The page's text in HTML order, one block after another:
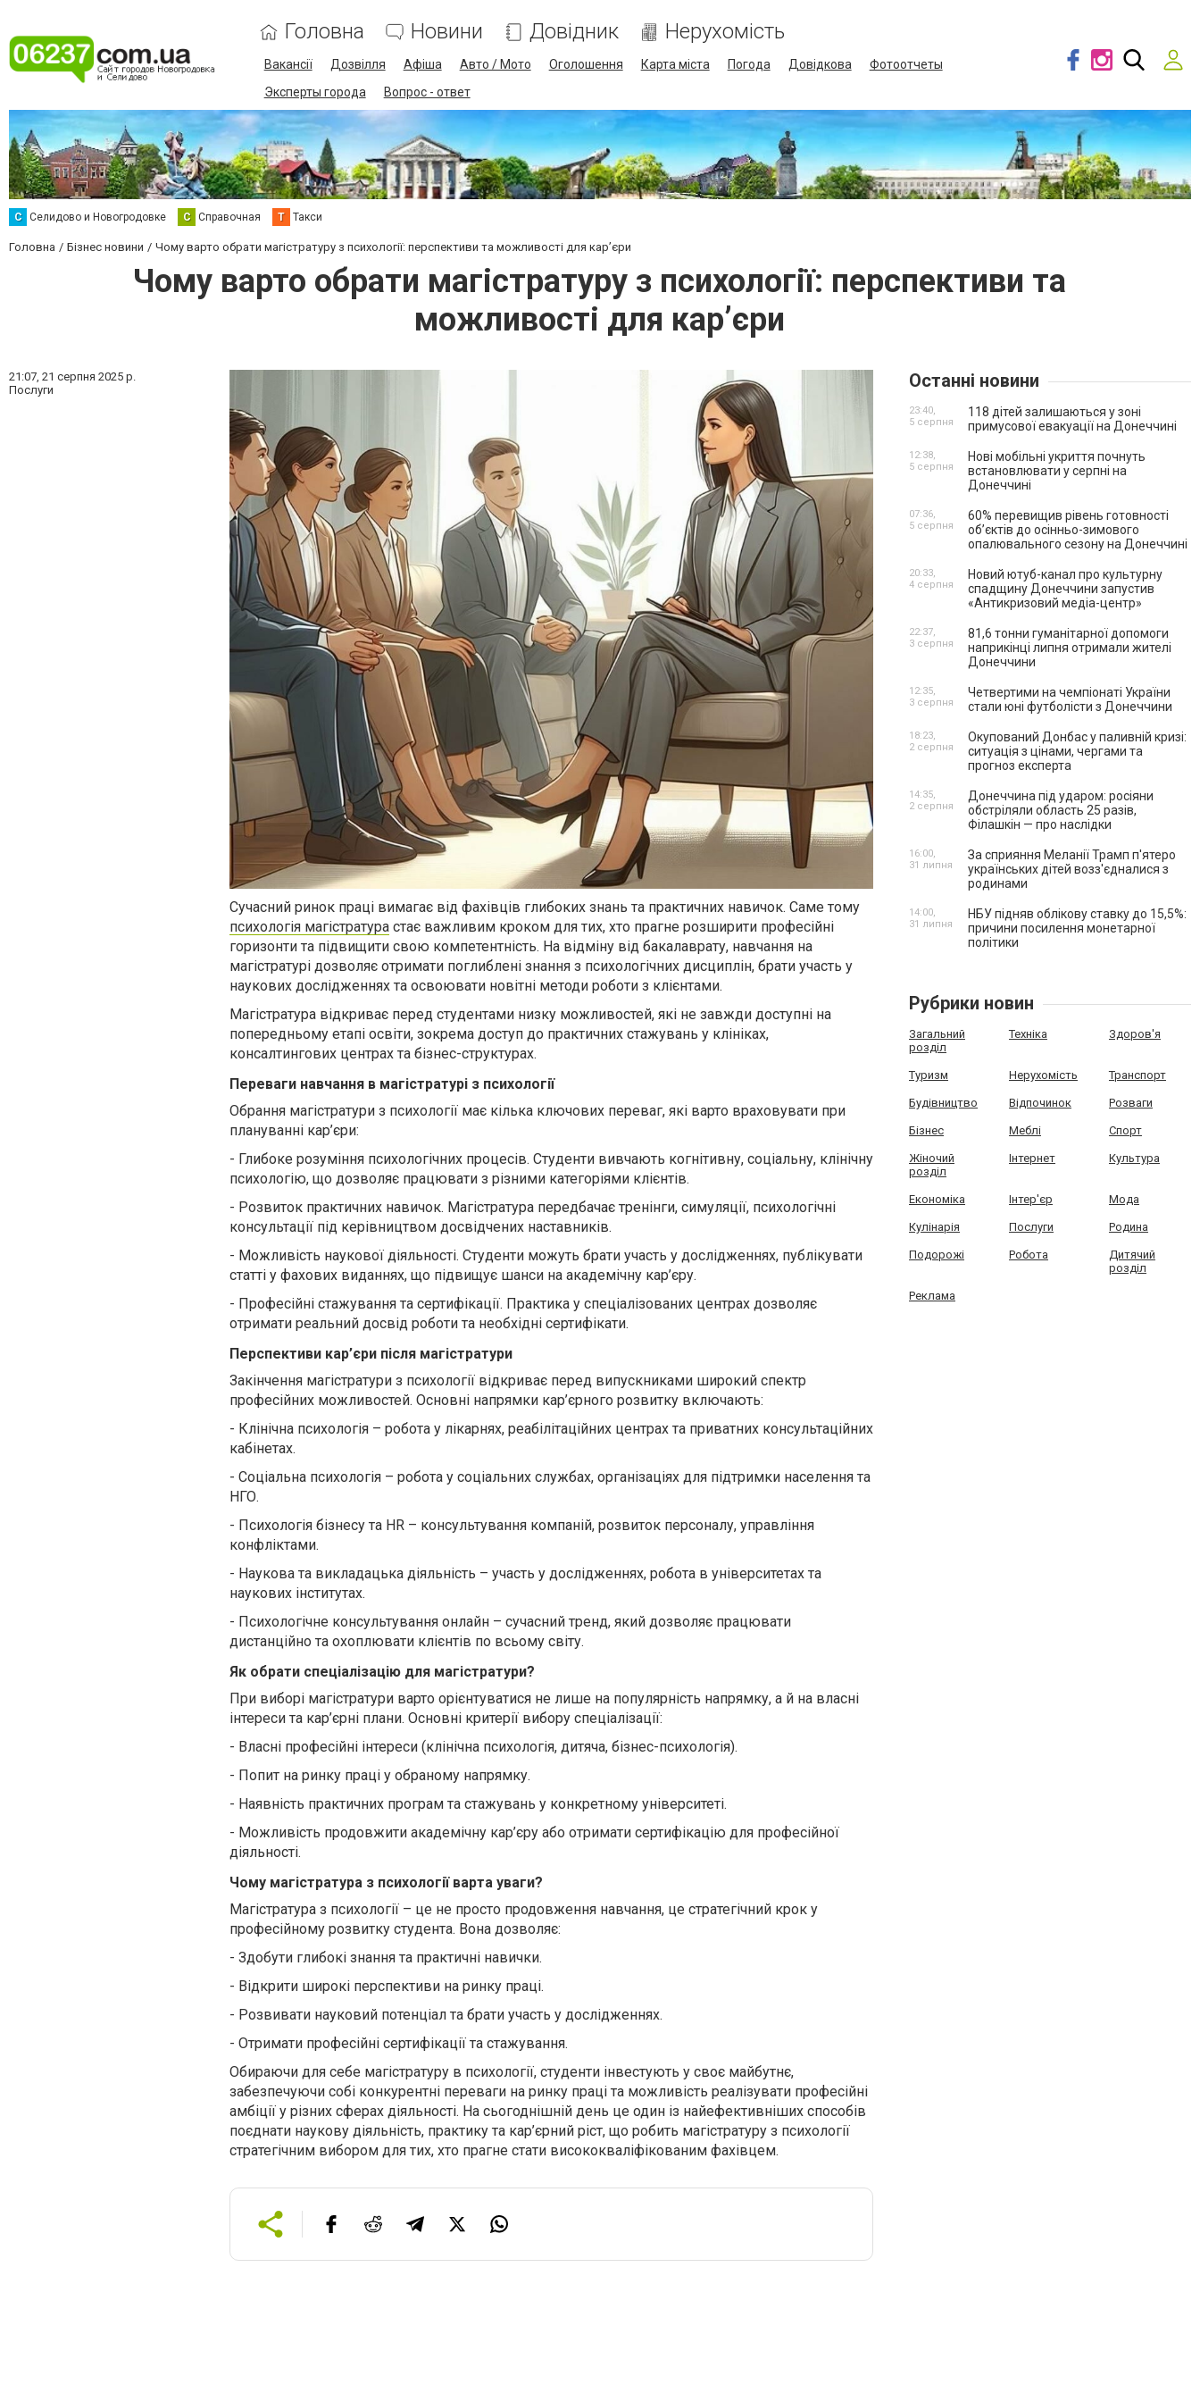
Головна Новини Довідник Нерухомість
Вакансії Дозвілля Афіша Авто / Мото Оголошення Карта міста Погода Довідкова
Фотоотчеты
Эксперты города
Вопрос - ответ
С Селидово и Новогродовке С Справочная Т Такси
Головна Бізнес новини Чому варто обрати магістратуру з психології: перспективи та можливості для кар’єри
Чому варто обрати магістратуру з психології: перспективи та
можливості для кар’єри
21:07, 21 серпня 2025 р.
Послуги
Сучасний ринок праці вимагає від фахівців глибоких знань та практичних навичок. Саме тому
психологія магістратура стає важливим кроком для тих, хто прагне розширити професійні
горизонти та підвищити свою компетентність. На відміну від бакалаврату, навчання на
магістратурі дозволяє отримати поглиблені знання з психологічних дисциплін, брати участь у
наукових дослідженнях та освоювати новітні методи роботи з клієнтами.
Магістратура відкриває перед студентами низку можливостей, які не завжди доступні на
попередньому етапі освіти, зокрема доступ до практичних стажувань у клініках,
консалтингових центрах та бізнес-структурах.
Переваги навчання в магістратурі з психології
Обрання магістратури з психології має кілька ключових переваг, які варто враховувати при
плануванні кар’єри:
- Глибоке розуміння психологічних процесів. Студенти вивчають когнітивну, соціальну, клінічну
психологію, що дозволяє працювати з різними категоріями клієнтів.
- Розвиток практичних навичок. Магістратура передбачає тренінги, симуляції, психологічні
консультації під керівництвом досвідчених наставників.
- Можливість наукової діяльності. Студенти можуть брати участь у дослідженнях, публікувати
статті у фахових виданнях, що підвищує шанси на академічну кар’єру.
- Професійні стажування та сертифікації. Практика у спеціалізованих центрах дозволяє
отримати реальний досвід роботи та необхідні сертифікати.
Перспективи кар’єри після магістратури
Закінчення магістратури з психології відкриває перед випускниками широкий спектр
професійних можливостей. Основні напрямки кар’єрного розвитку включають:
- Клінічна психологія – робота у лікарнях, реабілітаційних центрах та приватних консультаційних
кабінетах.
- Соціальна психологія – робота у соціальних службах, організаціях для підтримки населення та
НГО.
- Психологія бізнесу та HR – консультування компаній, розвиток персоналу, управління
конфліктами.
- Наукова та викладацька діяльність – участь у дослідженнях, робота в університетах та
наукових інститутах.
- Психологічне консультування онлайн – сучасний тренд, який дозволяє працювати
дистанційно та охоплювати клієнтів по всьому світу.
Як обрати спеціалізацію для магістратури?
При виборі магістратури варто орієнтуватися не лише на популярність напрямку, а й на власні
інтереси та кар’єрні плани. Основні критерії вибору спеціалізації:
- Власні професійні інтереси (клінічна психологія, дитяча, бізнес-психологія).
- Попит на ринку праці у обраному напрямку.
- Наявність практичних програм та стажувань у конкретному університеті.
- Можливість продовжити академічну кар’єру або отримати сертифікацію для професійної
діяльності.
Чому магістратура з психології варта уваги?
Магістратура з психології – це не просто продовження навчання, це стратегічний крок у
професійному розвитку студента. Вона дозволяє:
- Здобути глибокі знання та практичні навички.
- Відкрити широкі перспективи на ринку праці.
- Розвивати науковий потенціал та брати участь у дослідженнях.
- Отримати професійні сертифікації та стажування.
Обираючи для себе магістратуру в психології, студенти інвестують у своє майбутнє,
забезпечуючи собі конкурентні переваги на ринку праці та можливість реалізувати професійні
амбіції у різних сферах діяльності. На сьогоднішній день це один із найефективніших способів
поєднати наукову діяльність, практику та кар’єрний ріст, що робить магістратуру з психології
стратегічним вибором для тих, хто прагне стати висококваліфікованим фахівцем.
Останні новини
118 дітей залишаються у зоні
примусової евакуації на Донеччині
23:40,
5 серпня
Нові мобільні укриття почнуть
встановлювати у серпні на
Донеччині
12:38,
5 серпня
60% перевищив рівень готовності
об’єктів до осінньо-зимового
опалювального сезону на Донеччині
07:36,
5 серпня
Новий ютуб-канал про культурну
спадщину Донеччини запустив
«Антикризовий медіа-центр»
20:33,
4 серпня
81,6 тонни гуманітарної допомоги
наприкінці липня отримали жителі
Донеччини
22:37,
3 серпня
Четвертими на чемпіонаті України
стали юні футболісти з Донеччини
12:35,
3 серпня
Окупований Донбас у паливній кризі:
ситуація з цінами, чергами та
прогноз експерта
18:23,
2 серпня
Донеччина під ударом: росіяни
обстріляли область 25 разів,
Філашкін — про наслідки
14:35,
2 серпня
За сприяння Меланії Трамп п'ятеро
українських дітей возз'єдналися з
родинами
16:00,
31 липня
НБУ підняв облікову ставку до 15,5%:
причини посилення монетарної
політики
14:00,
31 липня
Рубрики новин
Загальний
розділ
Техніка Здоров'я
Туризм Нерухомість Транспорт
Будівництво Відпочинок Розваги
Бізнес Меблі Спорт
Жіночий
розділ
Інтернет Культура
Економіка Інтер'єр Мода
Кулінарія Послуги Родина
Подорожі Робота
Дитячий
розділ
Реклама